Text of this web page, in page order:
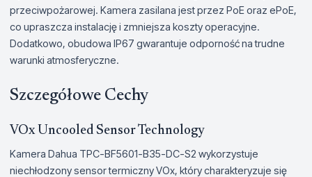
przeciwpożarowej. Kamera zasilana jest przez PoE oraz ePoE,
co upraszcza instalację i zmniejsza koszty operacyjne.
Dodatkowo, obudowa IP67 gwarantuje odporność na trudne
warunki atmosferyczne.
Szczegółowe Cechy
VOx Uncooled Sensor Technology
Kamera Dahua TPC-BF5601-B35-DC-S2 wykorzystuje
niechłodzony sensor termiczny VOx, który charakteryzuje się